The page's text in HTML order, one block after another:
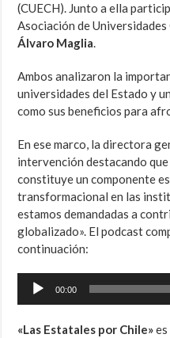
(CUECH). Junto a ella
Asociación de
Álvaro Maglia.
Ambos analizaron la
universidades del Estado y
como sus beneficios para
En ese marco, la directora
intervención destacando
constituye un componente
transformacional en las
estamos demandadas a
globalizado». El podcast
continuación:
Reproductor
00:00
«Las Estatales por Chile»